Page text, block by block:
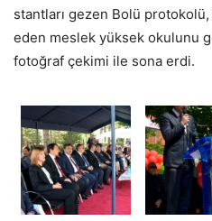
stantları gezen Bolü
eden meslek yüksek okulunu
fotoğraf çekimi ile sona erdi.